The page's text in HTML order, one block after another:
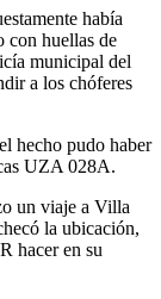
había
con huellas de
municipal del
a los chóferes
hecho pudo haber
UZA 028A.
un viaje a Villa
la ubicación,
hacer en su